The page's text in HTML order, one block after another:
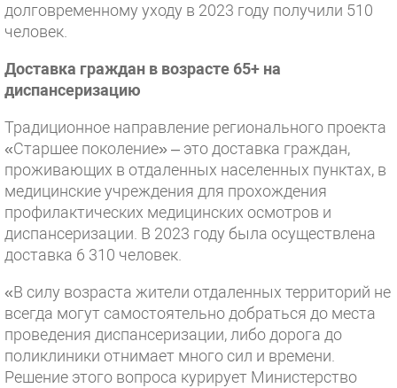
долговременному уходу в 2023 году получили 510
человек.
Доставка граждан в возрасте 65+ на
диспансеризацию
Традиционное направление регионального проекта
«Старшее поколение» – это доставка граждан,
проживающих в отдаленных населенных пунктах, в
медицинские учреждения для прохождения
профилактических медицинских осмотров и
диспансеризации. В 2023 году была осуществлена
доставка 6 310 человек.
«В силу возраста жители отдаленных территорий не
всегда могут самостоятельно добраться до места
проведения диспансеризации, либо дорога до
поликлиники отнимает много сил и времени.
Решение этого вопроса курирует Министерство